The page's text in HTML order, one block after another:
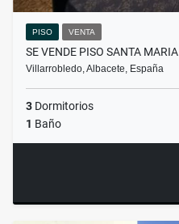
PISO VENTA
SE VENDE PISO SANTA MARIA
Villarrobledo, Albacete, España
3 Dormitorios
1 Baño